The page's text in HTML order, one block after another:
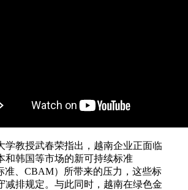
学教授武春荣指出，越南企业正面临
和韩国等市场的新可持续标准
准、CBAM）所带来的压力，这些标
减排规定。与此同时，越南在绿色金